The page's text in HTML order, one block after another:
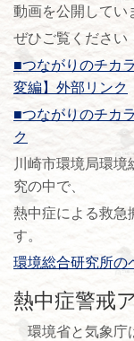
動画を公開してい
ぜひご覧ください
■つながりのチカ
変編】外部リンク
■つながりのチカ
ク
川崎市環境局環
究の中で、
熱中症による救急
す。
環境総合研究所の
熱中症警戒
環境省と気象庁